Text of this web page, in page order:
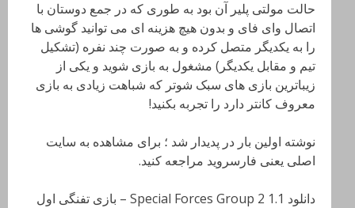
حالت مولتی پلیر آن بود به طوری که در جمع دوستان با
اتصال وای فای و بدون هیچ هزینه ای می توانید گوشی ها
را به یکدیگر متصل کرده و به صورت چند نفره (تشکیل
تیم و مقابل یکدیگر) مشغول به بازی شوید و یکی از
زیباترین بازی های سبک شوتر که شباهت زیادی به بازی
معروف کانتر دارد را تجربه بکنید!
نوشته اولین بار در پدیدار شد ؛ برای مشاهده به سایت
اصلی یعنی فارسروید مراجعه کنید.
دانلود Special Forces Group 2 1.1 – بازی تفنگی اول